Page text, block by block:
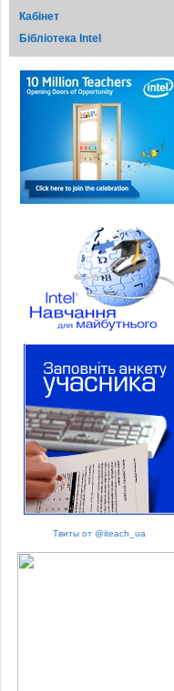
Кабінет
Бібліотека Intel
Твиты от @iteach_ua